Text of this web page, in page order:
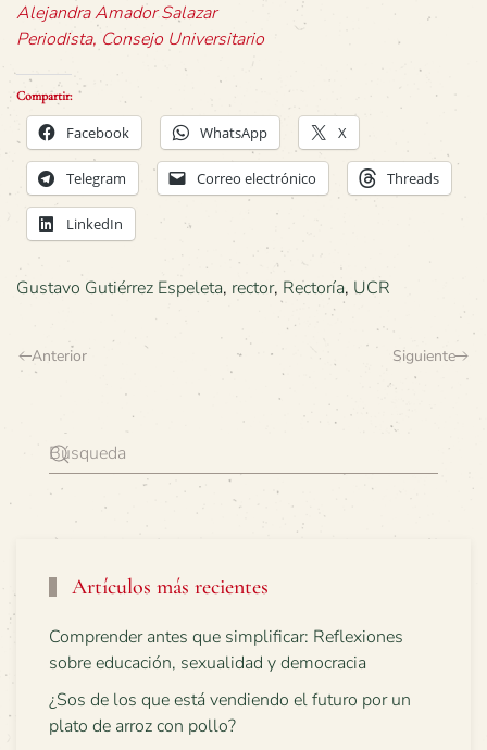
Alejandra Amador Salazar
Periodista, Consejo Universitario
Compartir:
Facebook WhatsApp X
Telegram Correo electrónico Threads
LinkedIn
Gustavo Gutiérrez Espeleta, rector, Rectoría, UCR
Anterior Siguiente
Artículos más recientes
Comprender antes que simplificar: Reflexiones
sobre educación, sexualidad y democracia
¿Sos de los que está vendiendo el futuro por un
plato de arroz con pollo?